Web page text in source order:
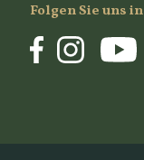
Folgen Sie uns in